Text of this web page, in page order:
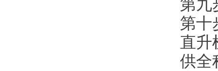
第九
第十
直升
供全